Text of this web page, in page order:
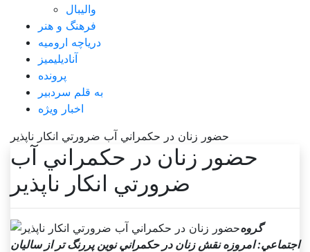
والیبال
فرهنگ و هنر
دریاچه ارومیه
آنادیلیمیز
پرونده
به قلم سردبیر
اخبار ویژه
حضور زنان در حکمراني آب ضرورتي انکار ناپذير
حضور زنان در حکمراني آب
ضرورتي انکار ناپذير
گروه
اجتماعي: امروزه نقش زنان در حکمراني نوين پررنگ تر از ساليان